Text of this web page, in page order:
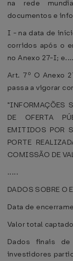
na rede
documentos e
I - na data de
corridos após o
no Anexo 27-I;
Art. 7º O Anexo
passa a vigorar
"INFORMAÇÕES
DE OFERTA
EMITIDOS POR
PORTE
COMISSÃO DE
.....
DADOS SOBRE O
Data de
Valor total
Dados finais
investidores